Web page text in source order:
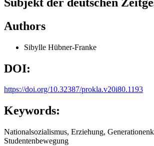
Authors
Sibylle Hübner-Franke
DOI:
https://doi.org/10.32387/prokla.v20i80.1193
Keywords:
Nationalsozialismus, Erziehung,
Studentenbewegung